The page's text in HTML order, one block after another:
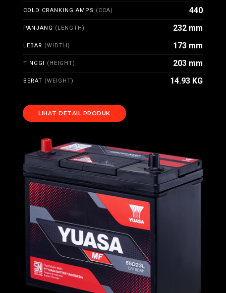
COLD CRANKING AMPS (CCA) 440
PANJANG (LENGTH) 232 mm
LEBAR (WIDTH) 173 mm
TINGGI (HEIGHT) 203 mm
BERAT (WEIGHT) 14.93 KG
LIHAT DETAIL PRODUK